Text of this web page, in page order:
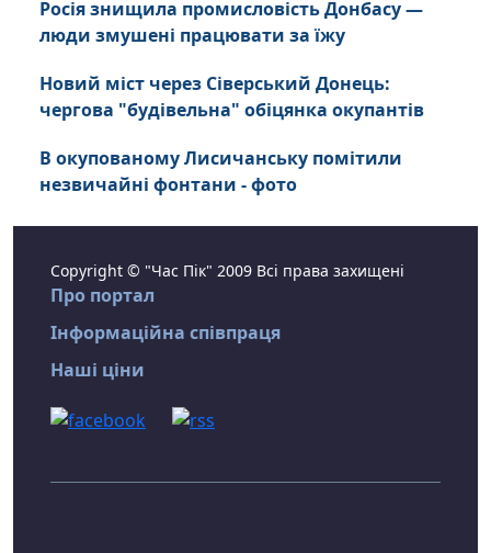
Росія знищила промисловість Донбасу —
люди змушені працювати за їжу
Новий міст через Сіверський Донець:
чергова "будівельна" обіцянка окупантів
В окупованому Лисичанську помітили
незвичайні фонтани - фото
Copyright © "Час Пік" 2009 Всі права захищені
Про портал
Інформаційна співпраця
Наші ціни